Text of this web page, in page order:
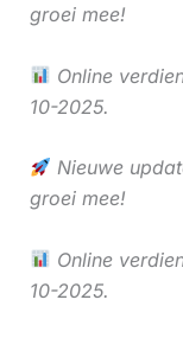
groei mee!
Online
10-2025.
Nieuwe
groei mee!
Online
10-2025.